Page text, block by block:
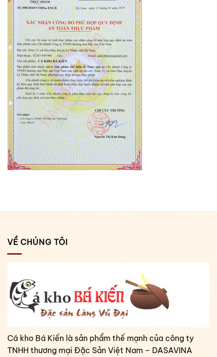
VỀ CHÚNG TÔI
Cá kho Bá Kiến là sản phẩm thế mạnh của công ty
TNHH thương mại Đặc Sản Việt Nam – DASAVINA